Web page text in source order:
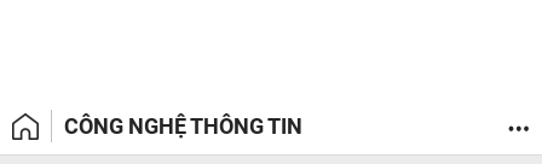
CÔNG NGHỆ THÔNG TIN